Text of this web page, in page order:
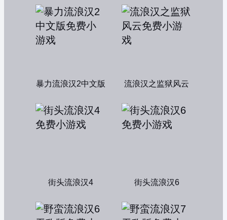
暴力流浪汉2中文版 流浪汉之监狱风云
街头流浪汉4 街头流浪汉6